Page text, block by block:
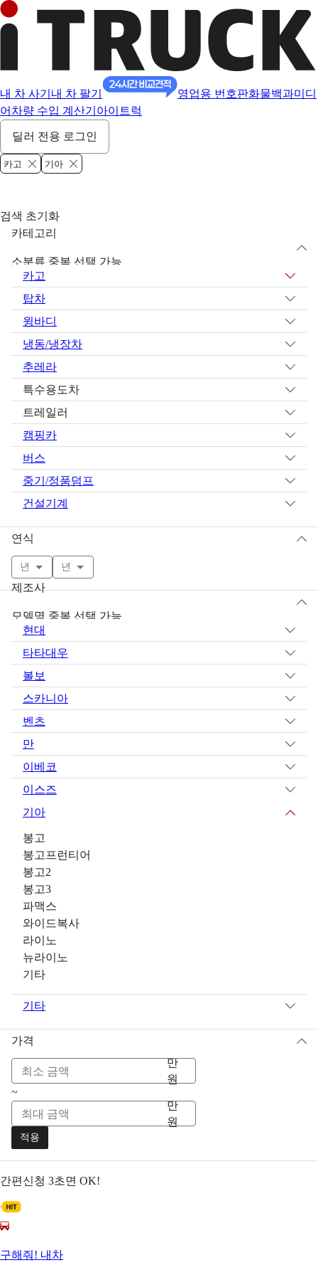
내 차 사기 내 차 팔기 영업용 번호판화물백과미디
어 차량 수입 계산기 아이트럭
딜러 전용 로그인
카고 기아
검색 초기화
카테고리
소분류 중복 선택 가능
카고
탑차
윙바디
냉동/냉장차
추레라
특수용도차
트레일러
캠핑카
버스
중기/정품덤프
건설기계
연식
년 년
제조사
모델명 중복 선택 가능
현대
타타대우
볼보
스카니아
벤츠
만
이베코
이스즈
기아
봉고
봉고프런티어
봉고2
봉고3
파맥스
와이드복사
라이노
뉴라이노
기타
기타
가격
만
원
~
만
원
적용
간편신청 3초면 OK!
구해줘! 내차